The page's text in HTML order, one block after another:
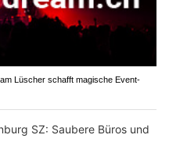
Lüscher schafft magische Event-